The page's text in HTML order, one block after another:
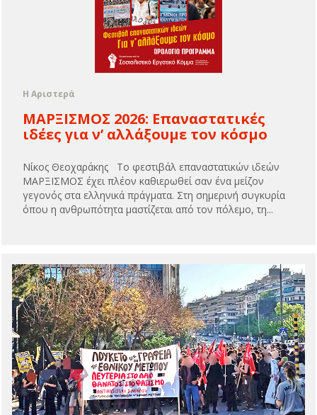
Η Αριστερά
ΜΑΡΞΙΣΜΟΣ 2026: Επαναστατικές
ιδέες για ν’ αλλάξουμε τον κόσμο
Νίκος Θεοχαράκης Το φεστιβάλ επαναστατικών ιδεών
ΜΑΡΞΙΣΜΟΣ έχει πλέον καθιερωθεί σαν ένα μείζον
γεγονός στα ελληνικά πράγματα. Στη σημερινή συγκυρία
όπου η ανθρωπότητα μαστίζεται από τον πόλεμο, τη...